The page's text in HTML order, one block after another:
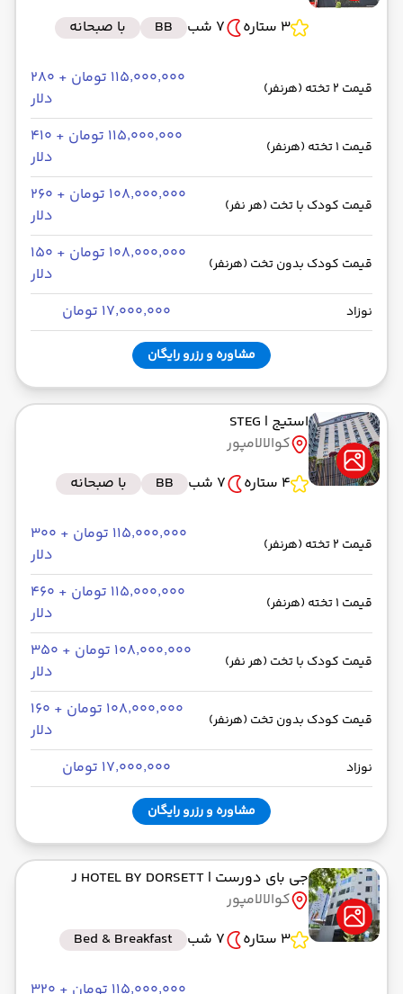
3 ستاره
7 شب BB با صبحانه
قیمت 2 تخته (هرنفر)
۱۱۵٬۰۰۰٬۰۰۰ تومان + ۲۸۰
دلار
قیمت 1 تخته (هرنفر)
۱۱۵٬۰۰۰٬۰۰۰ تومان + ۴۱۰
دلار
قیمت کودک با تخت (هر نفر)
۱۰۸٬۰۰۰٬۰۰۰ تومان + ۲۶۰
دلار
قیمت کودک بدون تخت (هرنفر)
۱۰۸٬۰۰۰٬۰۰۰ تومان + ۱۵۰
دلار
نوزاد ۱۷٬۰۰۰٬۰۰۰ تومان
مشاوره و رزرو رایگان
استیج | STEG
کوالالامپور
4 ستاره
7 شب BB با صبحانه
قیمت 2 تخته (هرنفر)
۱۱۵٬۰۰۰٬۰۰۰ تومان + ۳۰۰
دلار
قیمت 1 تخته (هرنفر)
۱۱۵٬۰۰۰٬۰۰۰ تومان + ۴۶۰
دلار
قیمت کودک با تخت (هر نفر)
۱۰۸٬۰۰۰٬۰۰۰ تومان + ۳۵۰
دلار
قیمت کودک بدون تخت (هرنفر)
۱۰۸٬۰۰۰٬۰۰۰ تومان + ۱۶۰
دلار
نوزاد ۱۷٬۰۰۰٬۰۰۰ تومان
مشاوره و رزرو رایگان
جی بای دورست | J HOTEL BY DORSETT
کوالالامپور
3 ستاره
7 شب Bed & Breakfast